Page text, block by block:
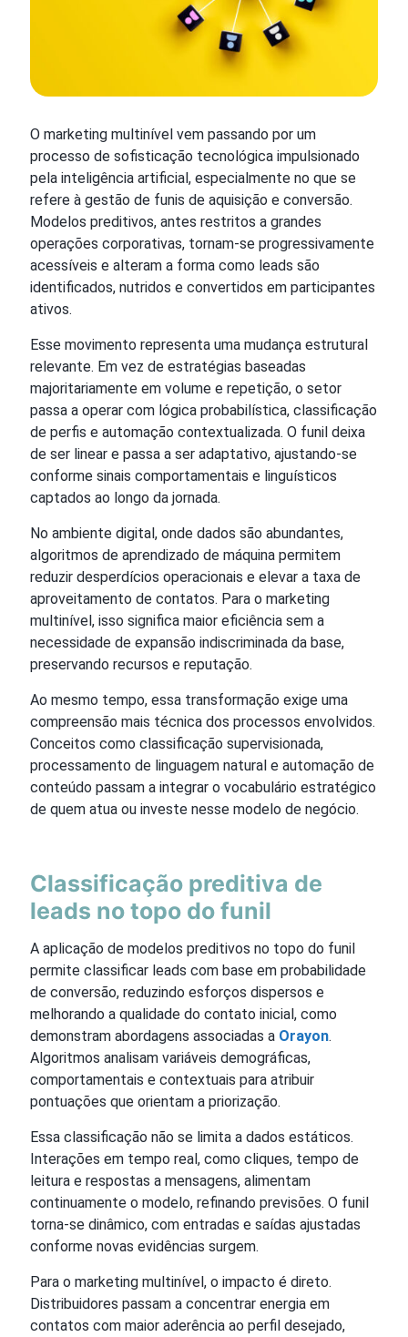
O marketing multinível vem passando por um
processo de sofisticação tecnológica impulsionado
pela inteligência artificial, especialmente no que se
refere à gestão de funis de aquisição e conversão.
Modelos preditivos, antes restritos a grandes
operações corporativas, tornam-se progressivamente
acessíveis e alteram a forma como leads são
identificados, nutridos e convertidos em participantes
ativos.
Esse movimento representa uma mudança estrutural
relevante. Em vez de estratégias baseadas
majoritariamente em volume e repetição, o setor
passa a operar com lógica probabilística, classificação
de perfis e automação contextualizada. O funil deixa
de ser linear e passa a ser adaptativo, ajustando-se
conforme sinais comportamentais e linguísticos
captados ao longo da jornada.
No ambiente digital, onde dados são abundantes,
algoritmos de aprendizado de máquina permitem
reduzir desperdícios operacionais e elevar a taxa de
aproveitamento de contatos. Para o marketing
multinível, isso significa maior eficiência sem a
necessidade de expansão indiscriminada da base,
preservando recursos e reputação.
Ao mesmo tempo, essa transformação exige uma
compreensão mais técnica dos processos envolvidos.
Conceitos como classificação supervisionada,
processamento de linguagem natural e automação de
conteúdo passam a integrar o vocabulário estratégico
de quem atua ou investe nesse modelo de negócio.
Classificação preditiva de
leads no topo do funil
A aplicação de modelos preditivos no topo do funil
permite classificar leads com base em probabilidade
de conversão, reduzindo esforços dispersos e
melhorando a qualidade do contato inicial, como
demonstram abordagens associadas a Orayon.
Algoritmos analisam variáveis demográficas,
comportamentais e contextuais para atribuir
pontuações que orientam a priorização.
Essa classificação não se limita a dados estáticos.
Interações em tempo real, como cliques, tempo de
leitura e respostas a mensagens, alimentam
continuamente o modelo, refinando previsões. O funil
torna-se dinâmico, com entradas e saídas ajustadas
conforme novas evidências surgem.
Para o marketing multinível, o impacto é direto.
Distribuidores passam a concentrar energia em
contatos com maior aderência ao perfil desejado,